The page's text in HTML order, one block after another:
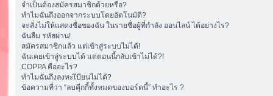
จำเป็นต้องสมัครสมาชิกด้วยหรือ?
ทำไมฉันถึงออกจากระบบโดยอัตโนมัติ?
จะสั่งไม่ให้แสดงชื่อของฉัน ในรายชื่อผู้ที่กำลัง ออนไลน์ ได้อย่างไร?
ฉันลืม รหัสผ่าน!
สมัครสมาชิกแล้ว แต่เข้าสู่ระบบไม่ได้!
ฉันเคยเข้าสู่ระบบได้ แต่ตอนนี้กลับเข้าไม่ได้?!
COPPA คืออะไร?
ทำไมฉันถึงลงทะเีบียนไม่ได้?
ข้อความที่ว่า “ลบคุีกกี้ทั้งหมดของบอร์ดนี้” ทำอะไร ?